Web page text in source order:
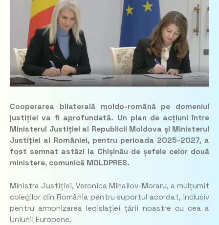
Cooperarea bilaterală moldo-română pe domeniul
justiției va fi aprofundată. Un plan de acțiuni între
Ministerul Justiției al Republicii Moldova și Ministerul
Justiției al României, pentru perioada 2025-2027, a
fost semnat astăzi la Chișinău de șefele celor două
ministere, comunică MOLDPRES.
Ministra Justiției, Veronica Mihailov-Moraru, a mulțumit
colegilor din România pentru suportul acordat, inclusiv
pentru armonizarea legislației țării noastre cu cea a
Uniunii Europene.